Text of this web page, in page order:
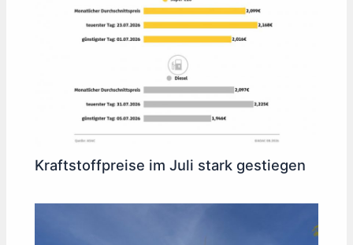
Kraftstoffpreise im Juli stark gestiegen